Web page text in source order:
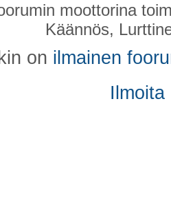
moottorina
Käännös,
on ilmainen